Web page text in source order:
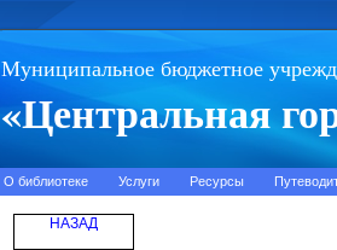
Муниципальное бюджетное
«Центральная
О библиотеке Услуги Ресурсы
НАЗАД